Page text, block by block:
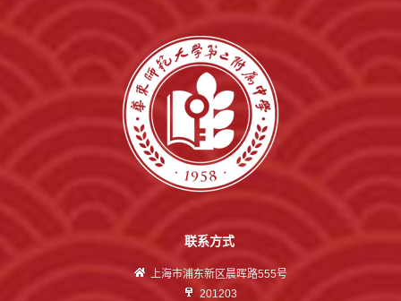
联系方式
上海市浦东新区晨晖路555号
201203